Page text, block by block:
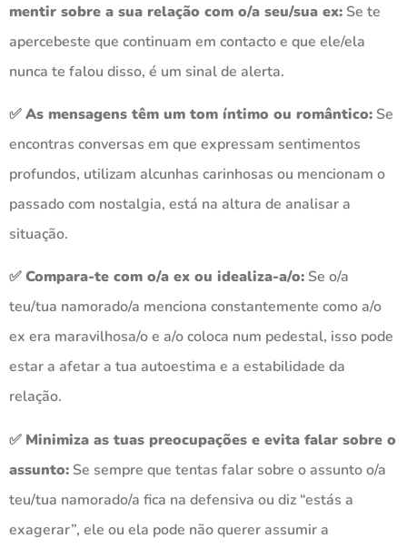
mentir sobre a sua relação com o/a seu/sua ex: Se te
apercebeste que continuam em contacto e que ele/ela
nunca te falou disso, é um sinal de alerta.
✅As mensagens têm um tom íntimo ou romântico: Se
encontras conversas em que expressam sentimentos
profundos, utilizam alcunhas carinhosas ou mencionam o
passado com nostalgia, está na altura de analisar a
situação.
✅Compara-te com o/a ex ou idealiza-a/o: Se o/a
teu/tua namorado/a menciona constantemente como a/o
ex era maravilhosa/o e a/o coloca num pedestal, isso pode
estar a afetar a tua autoestima e a estabilidade da
relação.
✅ Minimiza as tuas preocupações e evita falar sobre o
assunto: Se sempre que tentas falar sobre o assunto o/a
teu/tua namorado/a fica na defensiva ou diz “estás a
exagerar”, ele ou ela pode não querer assumir a